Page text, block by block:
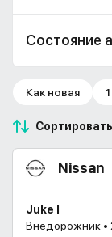
Состояние
Как новая
Сортировать
Nissan
Juke I
Внедорожник •